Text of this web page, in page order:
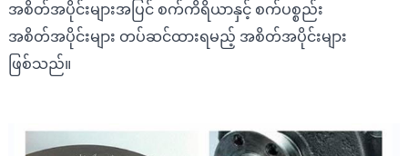
အစိတ်အပိုင်းများအပြင် စက်ကိရိယာနှင့် စက်ပစ္စည်း
အစိတ်အပိုင်းများ တပ်ဆင်ထားရမည့် အစိတ်အပိုင်းများ
ဖြစ်သည်။